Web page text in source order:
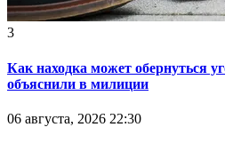
3
Как находка может обернуться
объяснили в милиции
06 августа, 2026 22:30